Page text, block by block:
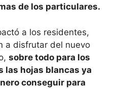
de los particulares.
a los residentes,
a disfrutar del nuevo
sobre todo para los
las hojas blancas ya
conseguir para